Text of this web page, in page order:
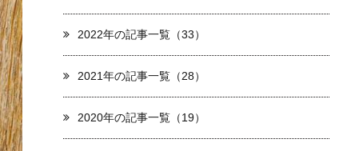
2022年の記事一覧（33）
2021年の記事一覧（28）
2020年の記事一覧（19）